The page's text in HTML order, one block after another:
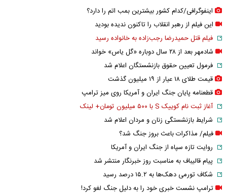
اینفوگرافی/کدام کشور بیشترین بمب اتم را دارد؟
این فیلم از رهبر انقلاب را تاکنون ندیده بودید
فیلم قتل حمیدرضا رجب‌زاده به خانواده رسید
شادمهر بعد از ۲۸ سال دوباره «گل یاس» خواند
فرمول تعیین حقوق بازنشستگان اعلام شد
قیمت طلای ۱۸ عیار از ۱۹ میلیون گذشت
قطعنامه پایان جنگ ایران و آمریکا روی میز ترامپ
آغاز ثبت نام کوییک S با ۵۰۰ میلیون تومان+ لینک
شرایط بازنشستگی زنان و مردان اعلام شد
فیلم/ مذاکرات باعث بروز جنگ شد؟
روایت تازه سپاه از جنگ ایران و آمریکا
پیام قالیباف به مناسبت روز خبرنگار منتشر شد
شکاف تورمی دهک‌ها به ۱۵.۲ درصد رسید
ترامپ نشست خبری خود را به دلیل جنگ لغو کرد!